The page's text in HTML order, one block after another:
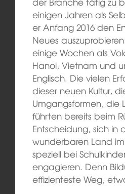
einigen Jahren als
er Anfang 2016 den
Neues
einige Wochen als
Hanoi, Vietnam und
Englisch. Die vielen
dieser neuen Kultur,
Umgangsformen, die
führten bereits beim
Entscheidung, sich in
wunderbaren Land
speziell bei
engagieren. Denn
effizienteste Weg,